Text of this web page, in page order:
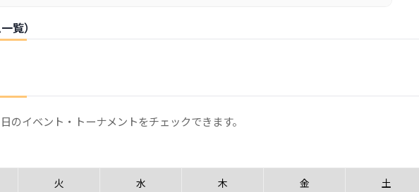
覧）
のイベント・トーナメントをチェックできます。
火 水 木 金 土